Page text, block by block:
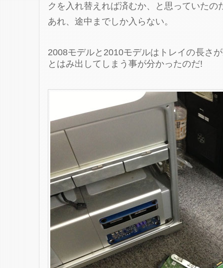
クを入れ替えれば済むか、と思っていたの
あれ、途中までしか入らない。
2008モデルと2010モデルはトレイの長さ
とはみ出してしまう事が分かったのだ!